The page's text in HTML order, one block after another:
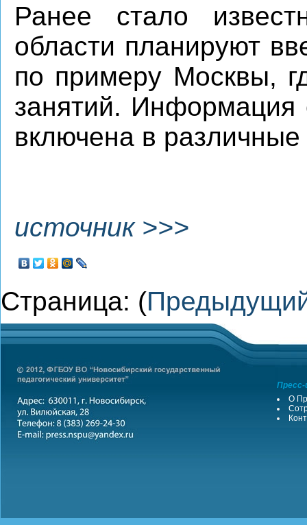
Ранее стало
области планируют
по примеру Москвы,
занятий. Информация
включена в
источник >>>
Страница: (
О